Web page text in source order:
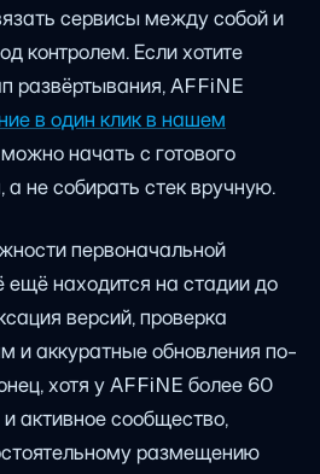
сервисы между собой и
контролем. Если хотите
развёртывания, AFFiNE
в один клик в нашем
можно начать с готового
а не собирать стек вручную.
первоначальной
ещё находится на стадии до
версий, проверка
и аккуратные обновления по-
хотя у AFFiNE более 60
активное сообщество,
размещению